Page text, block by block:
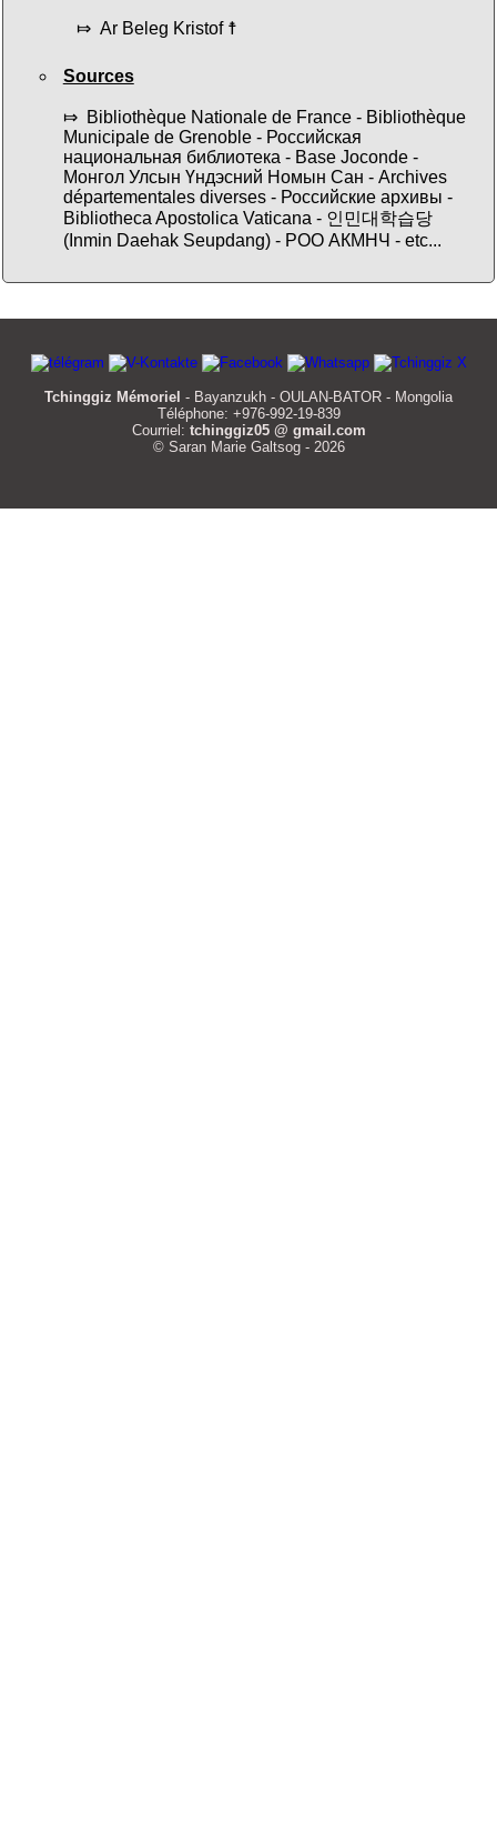
⤇ Ar Beleg Kristof ☨
Sources
⤇ Bibliothèque Nationale de France - Bibliothèque
Municipale de Grenoble - Российская
национальная библиотека - Base Joconde -
Монгол Улсын Үндэсний Номын Сан - Archives
départementales diverses - Российские архивы -
Bibliotheca Apostolica Vaticana - 인민대학습당
(Inmin Daehak Seupdang) - РОО АКМНЧ - etc...
Tchinggiz Mémoriel - Bayanzukh - OULAN-BATOR - Mongolia
Téléphone: +976-992-19-839
Courriel: tchinggiz05 @ gmail.com
© Saran Marie Galtsog - 2026